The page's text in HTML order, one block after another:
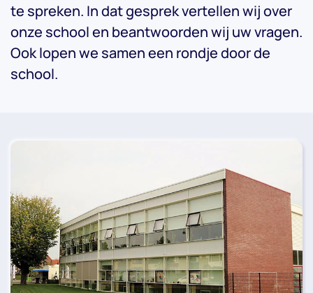
te spreken. In dat gesprek vertellen wij over
onze school en beantwoorden wij uw vragen.
Ook lopen we samen een rondje door de
school.